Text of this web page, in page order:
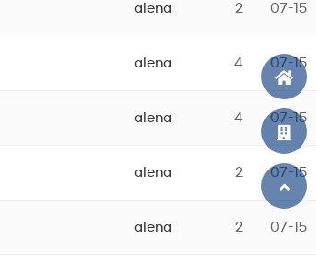
alena 2 07-15
alena 4 07-15
alena 4 07-15
alena 2 07-15
alena 2 07-15